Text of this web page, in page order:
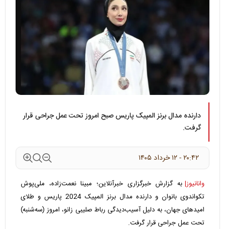
دارنده مدال برنز المپیک پاریس صبح امروز تحت عمل جراحی قرار
گرفت.
۲۰:۴۲ - ۱۲ خرداد ۱۴۰۵
وانانیوز| به گزارش خبرگزاری خبرآنلاین؛ مبینا نعمت‌زاده، ملی‌پوش
تکواندوی بانوان و دارنده مدال برنز المپیک 2024 پاریس و طلای
امیدهای جهان، به دلیل آسیب‌دیدگی رباط صلیبی زانو، امروز (سه‌شنبه)
تحت عمل جراحی قرار گرفت.